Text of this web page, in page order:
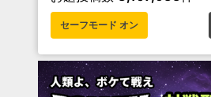
セーフモード オン